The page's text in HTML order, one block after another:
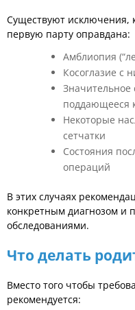
Существуют исключения,
первую парту оправдана:
Амблиопия
Косоглазие с
поддающееся
Некоторые
сетчатки
Состояния
операций
В этих случаях
конкретным диагнозом и
обследованиями.
Что делать
Вместо того чтобы
рекомендуется: